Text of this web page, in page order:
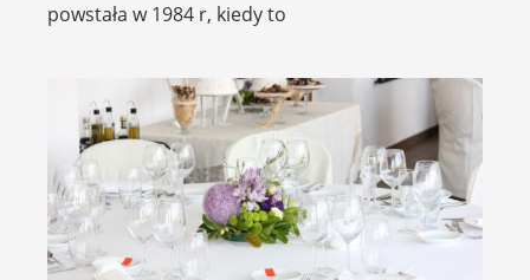
powstała w 1984 r, kiedy to